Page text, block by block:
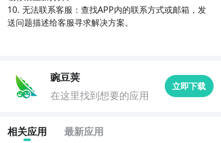
台，情侣可以在其中分享照片、留言、制定计划，并通
过私密对话加深彼此之间的感情。
10. 无法联系客服：查找APP内的联系方式或邮箱，发
送问题描述给客服寻求解决方案。
豌豆荚
在这里找到想要的应用
立即下载
相关应用 最新应用